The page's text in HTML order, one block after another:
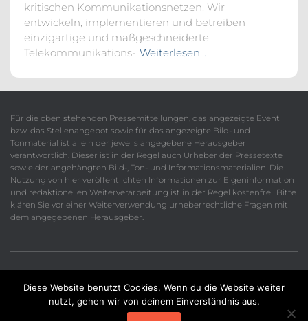
kritischen Kommunikationsnetzen. Wir
entwickeln, implementieren und betreiben
einzigartige und maßgeschneiderte
Telekommunikations- Weiterlesen…
Für die oben stehenden Pressemitteilungen, das angezeigte Event
bzw. das Stellenangebot sowie für das angezeigte Bild- und
Tonmaterial ist allein der jeweils angegebene Herausgeber
verantwortlich. Dieser ist in der Regel auch Urheber der Pressetexte
sowie der angehängten Bild-, Ton- und Informationsmaterialien. Die
Nutzung von hier veröffentlichten Informationen zur Eigeninformation
und redaktionellen Weiterverarbeitung ist in der Regel kostenfrei. Bitte
klären Sie vor einer Weiterverwendung urheberrechtliche Fragen mit
dem angegebenen Herausgeber.
Datenschutzerklärung Impressum Kontakt
Diese Website benutzt Cookies. Wenn du die Website weiter
nutzt, gehen wir von deinem Einverständnis aus.